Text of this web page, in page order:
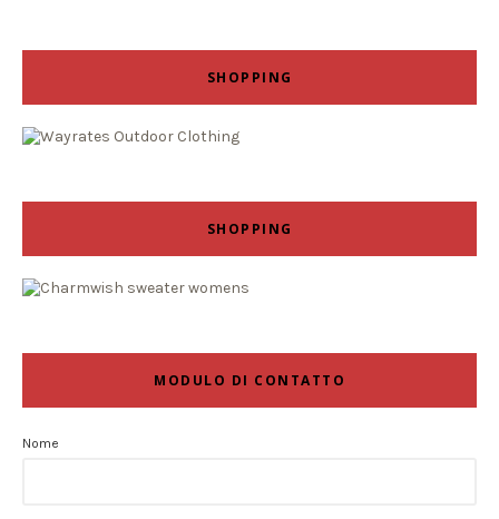
SHOPPING
SHOPPING
MODULO DI CONTATTO
Nome